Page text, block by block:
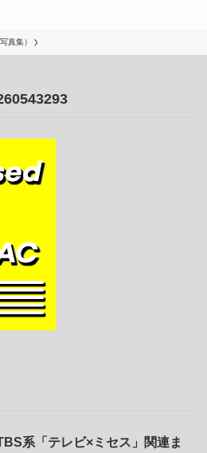
真集）
系「テレビ×ミセス」関連ま